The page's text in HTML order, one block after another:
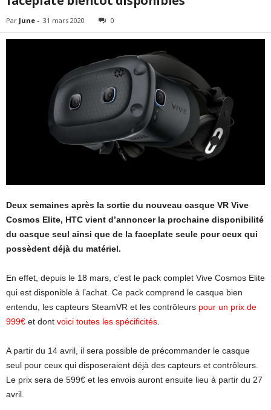
Par June - 31 mars 2020 0
Deux semaines après la sortie du nouveau casque VR Vive
Cosmos Elite, HTC vient d’annoncer la prochaine disponibilité
du casque seul ainsi que de la faceplate seule pour ceux qui
possèdent déjà du matériel.
En effet, depuis le 18 mars, c’est le pack complet Vive Cosmos Elite
qui est disponible à l’achat. Ce pack comprend le casque bien
entendu, les capteurs SteamVR et les contrôleurs pour un prix de
999€ et dont voici toutes les spécificités
A partir du 14 avril, il sera possible de précommander le casque
seul pour ceux qui disposeraient déjà des capteurs et contrôleurs.
Le prix sera de 599€ et les envois auront ensuite lieu à partir du 27
avril.